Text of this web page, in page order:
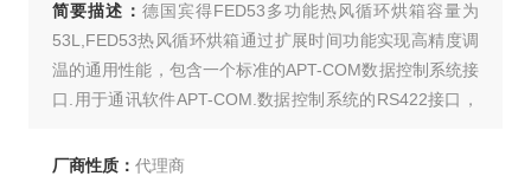
简要描述： 德国宾得FED53多功能热风循环烘箱容量为
53L,FED53热风循环烘箱通过扩展时间功能实现高精度调
温的通用性能，包含一个标准的APT-COM数据控制系统接
口.用于通讯软件APT-COM.数据控制系统的RS422接口，
印机间隔时间可调。
厂商性质： 代理商